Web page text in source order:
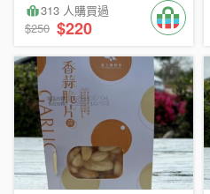
313 人購買過
$250 $220